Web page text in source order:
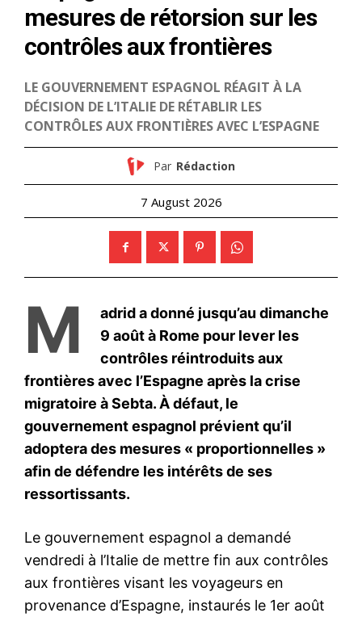
In "Moyen-Orient"
« Pas maintenant » : MBS
repousse l’offensive de
Trump sur Israël